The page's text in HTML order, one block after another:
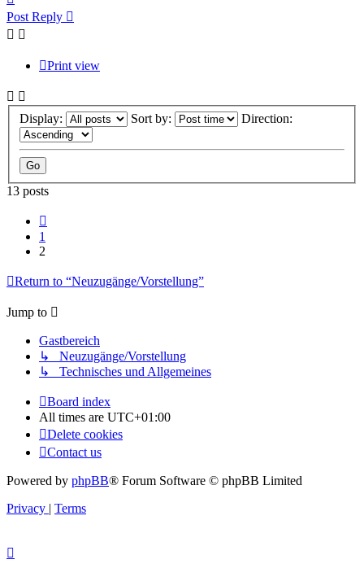
Post Reply
Print view
Display: Sort by: Direction:
13 posts
1
2
Return to “Neuzugänge/Vorstellung”
Jump to
Gastbereich
↳ Neuzugänge/Vorstellung
↳ Technisches und Allgemeines
Board index
All times are UTC+01:00
Delete cookies
Contact us
Powered by phpBB® Forum Software © phpBB Limited
Privacy | Terms